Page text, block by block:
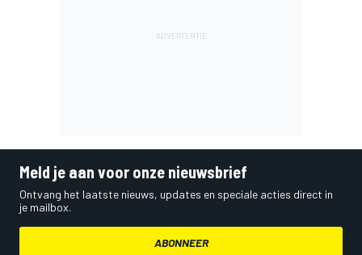
Meld je aan voor onze nieuwsbrief
Ontvang het laatste nieuws, updates en speciale acties direct in
je mailbox.
ABONNEER